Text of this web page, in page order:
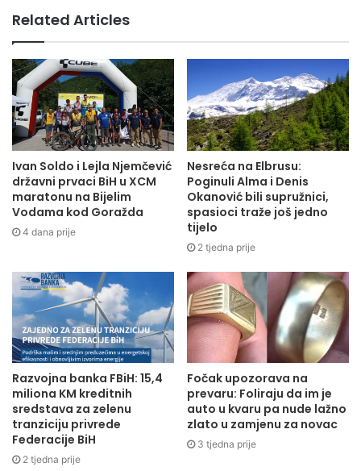
Amira Kadića i Emira Zahiragića, također iz Sarajeva.
atmosfera i odličan fudbal.
https://widgets.sofascore.com/embed/tournament/2557/se
ason/63463/standings/Premijer%20Liga?
widgetTitle=Premijer%20Liga&showCompetitionLogo=true
Related Articles
Ivan Soldo i Lejla Njemčević
državni prvaci BiH u XCM
maratonu na Bijelim
Vodama kod Goražda
4 dana prije
Nesreća na Elbrusu:
Poginuli Alma i Denis
Okanović bili supružnici,
spasioci traže još jedno
tijelo
2 tjedna prije
Razvojna banka FBiH: 15,4
miliona KM kreditnih
sredstava za zelenu
tranziciju privrede
Federacije BiH
2 tjedna prije
Fočak upozorava na
prevaru: Foliraju da im je
auto u kvaru pa nude lažno
zlato u zamjenu za novac
3 tjedna prije